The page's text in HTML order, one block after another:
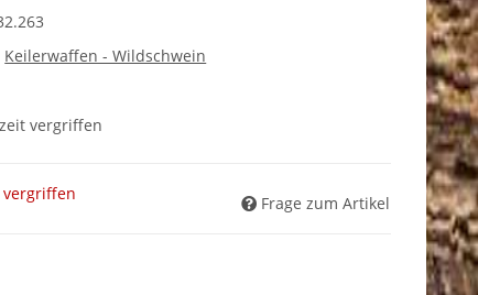
Keilerwaffen - Wildschwein
vergriffen
Frage zum Artikel